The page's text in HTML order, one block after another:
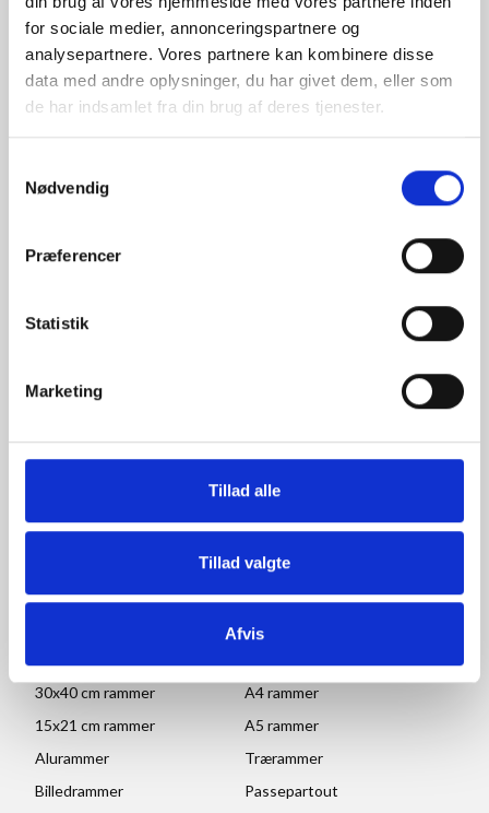
for sociale medier, annonceringspartnere og
analysepartnere. Vores partnere kan kombinere disse
data med andre oplysninger, du har givet dem, eller som
de har indsamlet fra din brug af deres tjenester.
Nødvendig
Præferencer
Statistik
Marketing
Tillad alle
Tillad valgte
Afvis
RAMMESHOPPEN.DK
Rammeshoppen ApS
Åbningstider for kontor
Mandag - Torsdag: 09.00-16.00
Ved højtider og ferie kan ændringer forekomme. Se mere
POPULÆRE KATEGORIER
70x100 rammer
A1 rammer
A2 rammer
30x40 cm rammer
A4 rammer
15x21 cm rammer
A5 rammer
Alurammer
Trærammer
Billedrammer
Passepartout